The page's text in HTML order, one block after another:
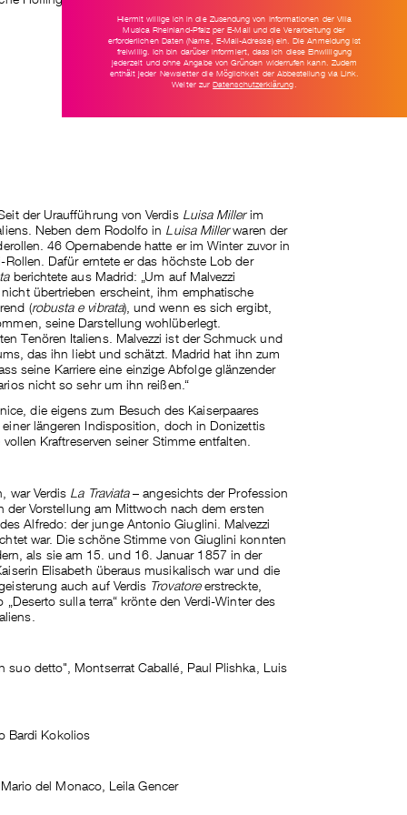
der Uraufführung von VerdisLuisa Millerim
Neben dem Rodolfo in Luisa Millerwaren der
46 Opernabende hatte er im Winter zuvor in
Dafür erntete er das höchste Lob der
berichtete aus Madrid: „Um auf Malvezzi
übertrieben erscheint, ihm emphatische
(robusta e vibrata), und wenn es sich ergibt,
seine Darstellung wohlüberlegt.
Tenören Italiens. Malvezzi ist der Schmuck und
das ihn liebt und schätzt. Madrid hat ihn zum
seine Karriere eine einzige Abfolge glänzender
nicht so sehr um ihn reißen.“
die eigens zum Besuch des Kaiserpaares
längeren Indisposition, doch in Donizettis
Kraftreserven seiner Stimme entfalten.
war VerdisLa Traviata– angesichts der Profession
Vorstellung am Mittwoch nach dem ersten
Alfredo: der junge Antonio Giuglini. Malvezzi
war. Die schöne Stimme von Giuglini konnten
als sie am 15. und 16. Januar 1857 in der
Elisabeth überaus musikalisch war und die
auch auf Verdis Trovatoreerstreckte,
sulla terra“ krönte den Verdi-Winter des
suo detto", Montserrat Caballé, Paul Plishka, Luis
Bardi Kokolios
del Monaco, Leila Gencer
Hiermit willige ich in die Zusendung von Informationen der Villa
Musica Rheinland-Pfalz per E-Mail und die Verarbeitung der
erforderlichen Daten (Name, E-Mail-Adresse) ein. Die Anmeldung ist
freiwillig. Ich bin darüber informiert, dass ich diese Einwilligung
jederzeit und ohne Angabe von Gründen widerrufen kann. Zudem
enthält jeder Newsletter die Möglichkeit der Abbestellung via Link.
Weiter zurDatenschutzerklärung.